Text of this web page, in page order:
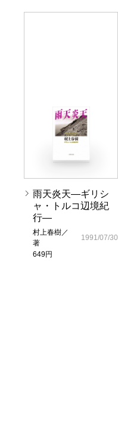
雨天炎天―ギリシ
ャ・トルコ辺境紀
行―
村上春樹／
著
649円
1991/07/30